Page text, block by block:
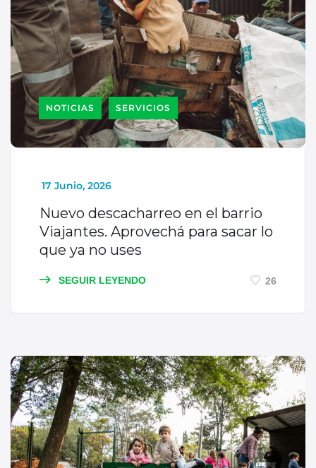
NOTICIAS SERVICIOS
_
17 Junio, 2026
Nuevo descacharreo en el barrio
Viajantes. Aprovechá para sacar lo
que ya no uses
SEGUIR LEYENDO 26